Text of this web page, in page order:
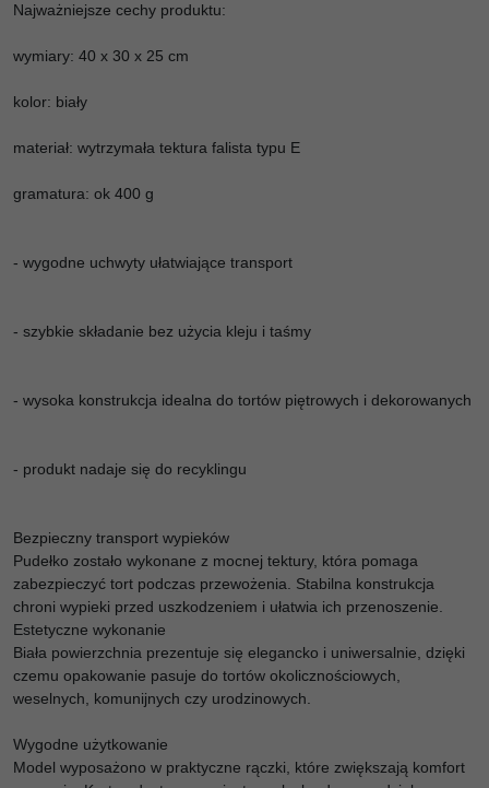
Najważniejsze cechy produktu:
wymiary: 40 x 30 x 25 cm
kolor: biały
materiał: wytrzymała tektura falista typu E
gramatura: ok 400 g
- wygodne uchwyty ułatwiające transport
- szybkie składanie bez użycia kleju i taśmy
- wysoka konstrukcja idealna do tortów piętrowych i dekorowanych
- produkt nadaje się do recyklingu
Bezpieczny transport wypieków
Pudełko zostało wykonane z mocnej tektury, która pomaga
zabezpieczyć tort podczas przewożenia. Stabilna konstrukcja
chroni wypieki przed uszkodzeniem i ułatwia ich przenoszenie.
Estetyczne wykonanie
Biała powierzchnia prezentuje się elegancko i uniwersalnie, dzięki
czemu opakowanie pasuje do tortów okolicznościowych,
weselnych, komunijnych czy urodzinowych.
Wygodne użytkowanie
Model wyposażono w praktyczne rączki, które zwiększają komfort